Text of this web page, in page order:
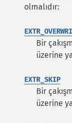
olmalıdır:
Bir
üzerine
EXTR_SKIP
Bir
üzerine